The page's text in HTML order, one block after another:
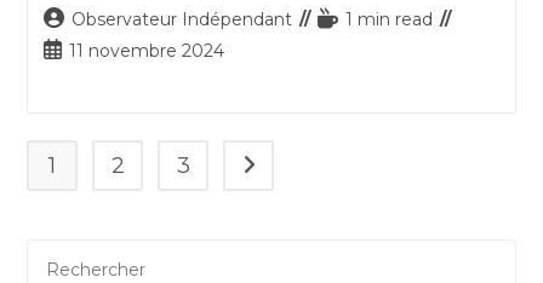
Auteur/autrice
de
Observateur Indépendant
Temps1 min read
Publication
11 novembre 2024
1 2 3 Aller à la page suivante